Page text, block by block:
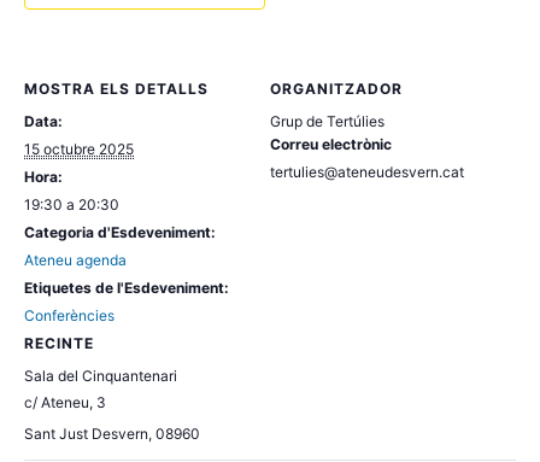
MOSTRA ELS DETALLS
Data:
15 octubre 2025
Hora:
19:30 a 20:30
Categoria d'Esdeveniment:
Ateneu agenda
Etiquetes de l'Esdeveniment:
Conferències
RECINTE
Sala del Cinquantenari
c/ Ateneu, 3
Sant Just Desvern, 08960
ORGANITZADOR
Grup de Tertúlies
Correu electrònic
tertulies@ateneudesvern.cat